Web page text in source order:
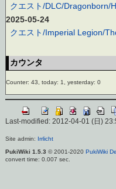
クエスト/DLC/Dragonborn/
2025-05-24
クエスト/Imperial Legion/
カウンタ
Counter: 43, today: 1, yesterday: 0
Last-modified: 2012-04-01 (日)
Site admin: Irrlicht
PukiWiki 1.5.3 © 2001-2020 PukiWiki
convert time: 0.007 sec.